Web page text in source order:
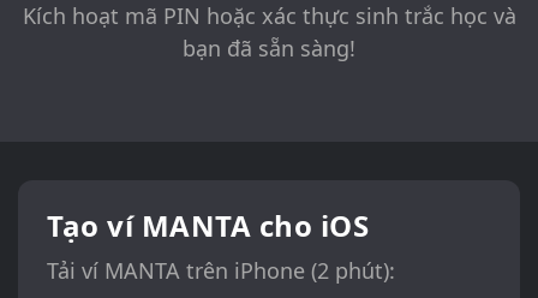
Kích hoạt mã PIN hoặc xác thực sinh trắc học và
bạn đã sẵn sàng!
Tạo ví MANTA cho iOS
Tải ví MANTA trên iPhone (2 phút):